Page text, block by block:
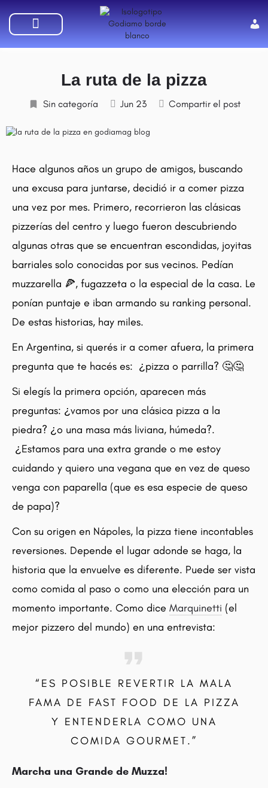
La ruta de la pizza
Sin categoría Jun 23 Compartir el post
Hace algunos años un grupo de amigos, buscando
una excusa para juntarse, decidió ir a comer pizza
una vez por mes. Primero, recorrieron las clásicas
pizzerías del centro y luego fueron descubriendo
algunas otras que se encuentran escondidas, joyitas
barriales solo conocidas por sus vecinos. Pedían
muzzarella 🍕, fugazzeta o la especial de la casa. Le
ponían puntaje e iban armando su ranking personal.
De estas historias, hay miles.
En Argentina, si querés ir a comer afuera, la primera
pregunta que te hacés es: ¿pizza o parrilla? 🤔🤔
Si elegís la primera opción, aparecen más
preguntas: ¿vamos por una clásica pizza a la
piedra? ¿o una masa más liviana, húmeda?.
¿Estamos para una extra grande o me estoy
cuidando y quiero una vegana que en vez de queso
venga con paparella (que es esa especie de queso
de papa)?
Con su origen en Nápoles, la pizza tiene incontables
reversiones. Depende el lugar adonde se haga, la
historia que la envuelve es diferente. Puede ser vista
como comida al paso o como una elección para un
momento importante. Como dice Marquinetti (el
mejor pizzero del mundo) en una entrevista:
“ES POSIBLE REVERTIR LA MALA
FAMA DE FAST FOOD DE LA PIZZA
Y ENTENDERLA COMO UNA
COMIDA GOURMET.”
Marcha una Grande de Muzza!